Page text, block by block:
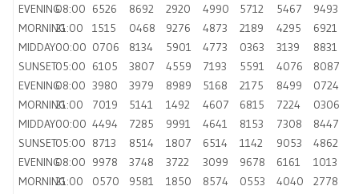
EVENING08:00 6526 8692 2920 4990 5712 5467
9493
MORNING21:00 1515 0468 9276 4873 2189 4295
6921
MIDDAY00:00 0706 8134 5901 4773 0363 3139
8831
SUNSET05:00 6105 3807 4559 7193 5591 4076
8087
EVENING08:00 3980 3979 8989 5168 2175 8499
0724
MORNING21:00 7019 5141 1492 4607 6815 7224
0306
MIDDAY00:00 4494 7285 9991 4641 8153 7308
8447
SUNSET05:00 8713 8514 1807 6514 1142 9053
4862
EVENING08:00 9978 3748 3722 3099 9678 6161
1013
MORNING21:00 0570 9581 1850 8574 0553 4040
2778